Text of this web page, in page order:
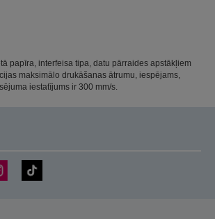
papīra, interfeisa tipa, datu pārraides apstākļiem
maksimālo drukāšanas ātrumu, iespējams,
iestatījums ir 300 mm/s.